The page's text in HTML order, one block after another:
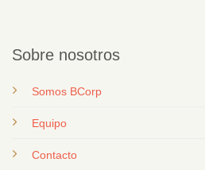
Sobre nosotros
Somos BCorp
Equipo
Contacto